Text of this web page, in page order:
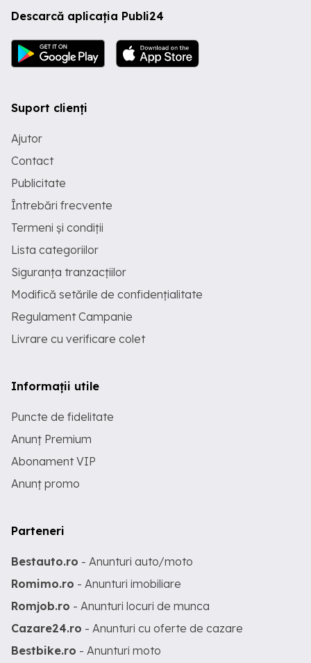
Descarcă aplicația Publi24
Suport clienți
Ajutor
Contact
Publicitate
Întrebări frecvente
Termeni și condiții
Lista categoriilor
Siguranța tranzacțiilor
Modifică setările de confidențialitate
Regulament Campanie
Livrare cu verificare colet
Informații utile
Puncte de fidelitate
Anunț Premium
Abonament VIP
Anunț promo
Parteneri
Bestauto.ro - Anunturi auto/moto
Romimo.ro - Anunturi imobiliare
Romjob.ro - Anunturi locuri de munca
Cazare24.ro - Anunturi cu oferte de cazare
Bestbike.ro - Anunturi moto